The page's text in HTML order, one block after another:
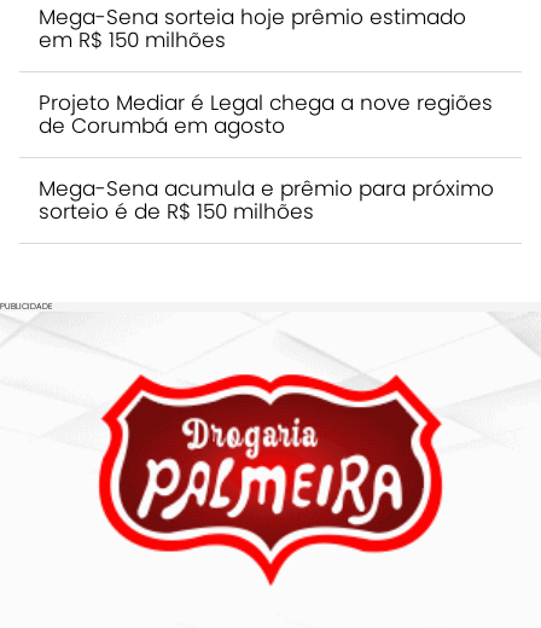
Mega-Sena sorteia hoje prêmio estimado
em R$ 150 milhões
Projeto Mediar é Legal chega a nove regiões
de Corumbá em agosto
Mega-Sena acumula e prêmio para próximo
sorteio é de R$ 150 milhões
PUBLICIDADE